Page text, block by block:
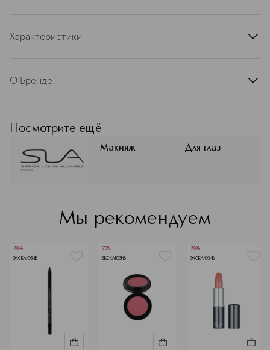
Характеристики
О Бренде
декоративной косметики,
основанный в 1992 году Сержем Луи
Альваресом, мастером макияжа с
фотосессиях и на подиумах. SLA
отличающуюся инновационными
решениями в составах и упаковках,
включая тональные средства, пудры,
тени для век, помады и многое
другое. Бренд использует
экологически чистые материалы для
упаковки и активно участвует в
различных экологических проектах.
Посмотрите ещё
Макияж Для глаз
Мы рекомендуем
-70%
ЭКСКЛЮЗИВ
-70%
ЭКСКЛЮЗИВ
-70%
ЭКСКЛЮЗИВ